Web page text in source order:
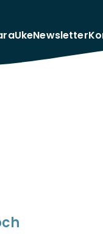
Newsletter